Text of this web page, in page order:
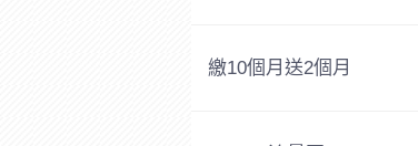
繳10個月送2個月